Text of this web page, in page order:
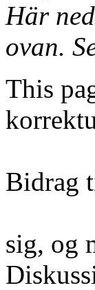
Här
ovan.
This
Bidrag
sig, og